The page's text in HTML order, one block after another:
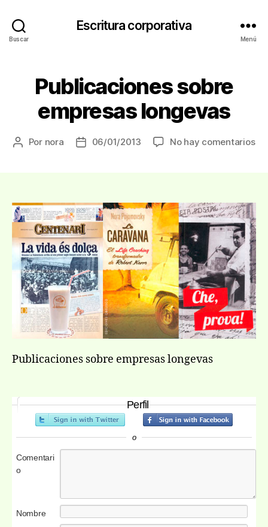
Buscar
Escritura corporativa
Menú
Publicaciones sobre
empresas longevas
Autor
Por nora
Fecha06/01/2013 No hay comentariosen
Publicaciones sobre empresas longevas
Perfil
o
Comentari
o
Nombre